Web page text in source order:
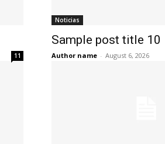
11
Noticias
Sample post title 10
Author name - August 6, 2026